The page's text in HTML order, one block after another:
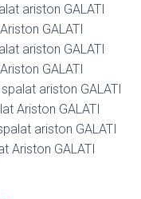
ariston GALATI
GALATI
ariston GALATI
GALATI
ariston GALATI
Ariston GALATI
ariston GALATI
Ariston GALATI